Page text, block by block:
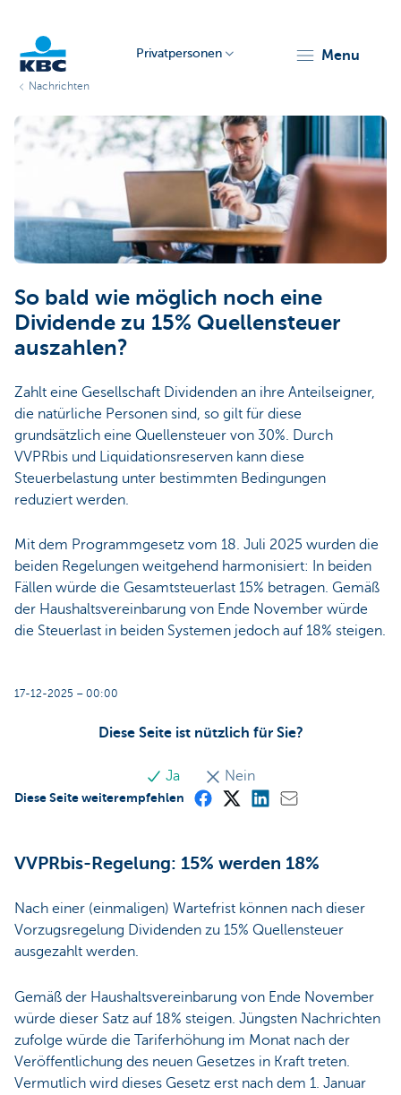
Particulieren
Privatpersonen menu
Nachrichten
So bald wie möglich noch eine
Dividende zu 15% Quellensteuer
auszahlen?
Zahlt eine Gesellschaft Dividenden an ihre Anteilseigner,
die natürliche Personen sind, so gilt für diese
grundsätzlich eine Quellensteuer von 30%. Durch
VVPRbis und Liquidationsreserven kann diese
Steuerbelastung unter bestimmten Bedingungen
reduziert werden.
Mit dem Programmgesetz vom 18. Juli 2025 wurden die
beiden Regelungen weitgehend harmonisiert: In beiden
Fällen würde die Gesamtsteuerlast 15% betragen. Gemäß
der Haushaltsvereinbarung von Ende November würde
die Steuerlast in beiden Systemen jedoch auf 18% steigen.
17-12-2025 – 00:00
Diese Seite ist nützlich für Sie?
Ja Nein
Diese Seite weiterempfehlen
VVPRbis-Regelung: 15% werden 18%
Nach einer (einmaligen) Wartefrist können nach dieser
Vorzugsregelung Dividenden zu 15% Quellensteuer
ausgezahlt werden.
Gemäß der Haushaltsvereinbarung von Ende November
würde dieser Satz auf 18% steigen. Jüngsten Nachrichten
zufolge würde die Tariferhöhung im Monat nach der
Veröffentlichung des neuen Gesetzes in Kraft treten.
Vermutlich wird dieses Gesetz erst nach dem 1. Januar